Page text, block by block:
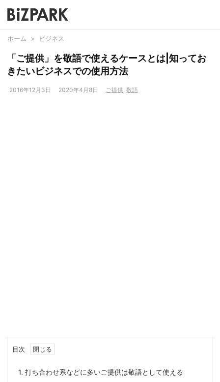
ホーム > ビジネス
「ご提供」を敬語で使えるケースとは|知ってお
きたいビジネスでの使用方法
2016年12月3日 2020年4月8日 ご提供, 敬語
目次
1. 打ち合わせ系などに多いご提供は敬語として使える